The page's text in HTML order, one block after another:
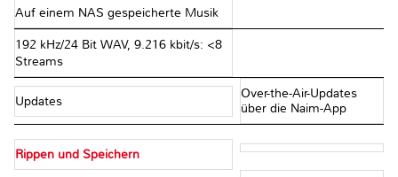
Auf einem NAS gespeicherte Musik
192 kHz/24 Bit WAV, 9.216 kbit/s: <8
Streams
Updates
Over-the-Air-Updates
über die Naim-App
Rippen und Speichern